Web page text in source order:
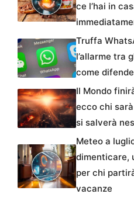
ce l’hai in
Truffa
l’allarme tra
come
Il Mondo
ecco chi sarà
si salverà
Meteo a
dimenticare,
per chi
vacanze